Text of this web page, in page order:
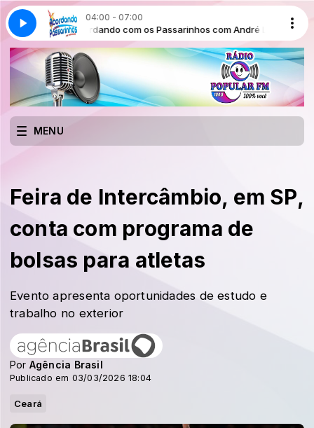
04:00 - 07:00
Lúcio Acordando com os Passarinhos com André Lúcio
MENU
Feira de Intercâmbio, em SP,
conta com programa de
bolsas para atletas
Evento apresenta oportunidades de estudo e
trabalho no exterior
Por Agência Brasil
Publicado em 03/03/2026 18:04
Ceará